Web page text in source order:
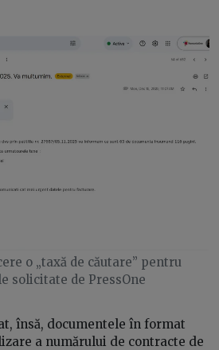
o „taxă de căutare” pentru
solicitate de PressOne
însă, documentele în format
a numărului de contracte de